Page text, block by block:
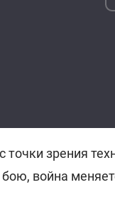
точки зрения
война